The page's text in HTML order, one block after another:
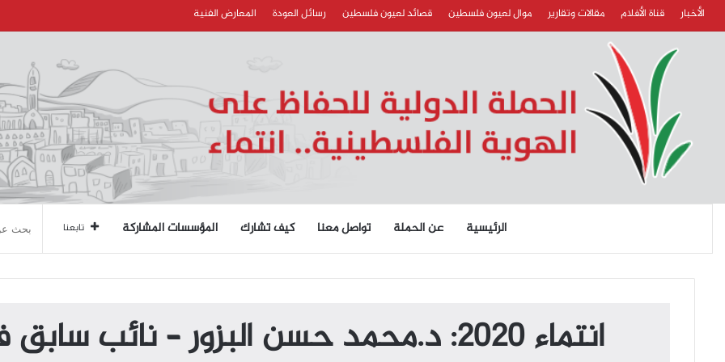
الأخبار قناة الأفلام مقالات وتقارير موال لعيون فلسطين قصائد لعيون فلسطين رسائل العودة المعارض الفنية
الرئيسية عن الحملة تواصل معنا كيف تشارك المؤسسات المشاركة تابعنا
انتماء 2020: د.محمد حسن البزور – نائب سابق في البرلمان الأردني